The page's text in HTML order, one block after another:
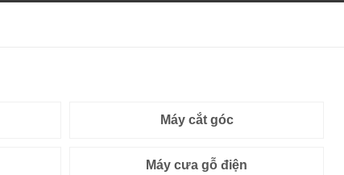
Máy cắt góc
Máy cưa gỗ điện